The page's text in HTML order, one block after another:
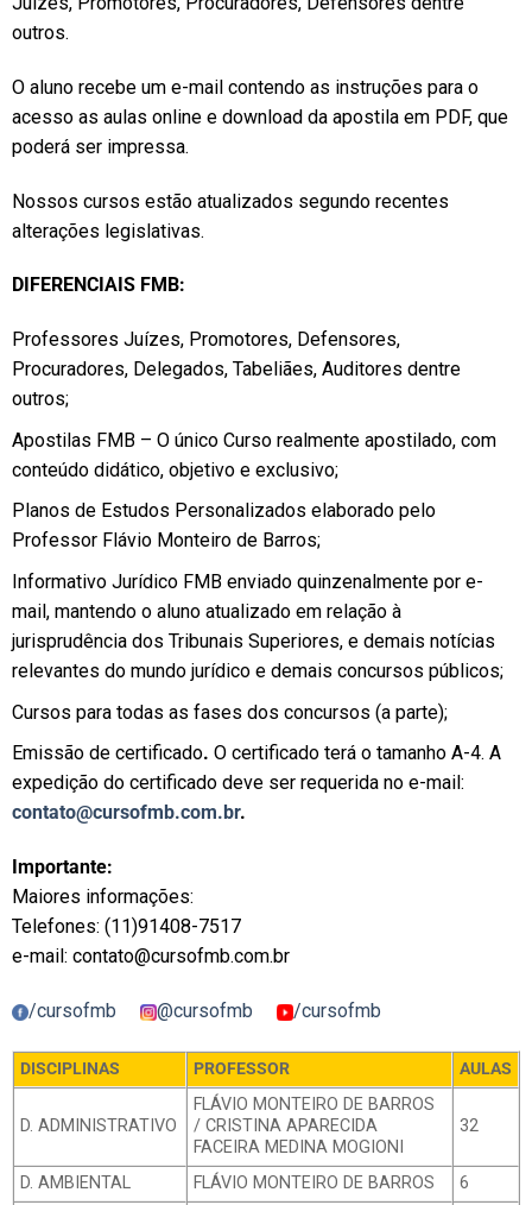
outros.
O aluno recebe um e-mail contendo as instruções para o
acesso as aulas online e download da apostila em PDF, que
poderá ser impressa.
Nossos cursos estão atualizados segundo recentes
alterações legislativas.
DIFERENCIAIS FMB:
Professores Juízes, Promotores, Defensores,
Procuradores, Delegados, Tabeliães, Auditores dentre
outros;
Apostilas FMB – O único Curso realmente apostilado, com
conteúdo didático, objetivo e exclusivo;
Planos de Estudos Personalizados elaborado pelo
Professor Flávio Monteiro de Barros;
Informativo Jurídico FMB enviado quinzenalmente por e-
mail, mantendo o aluno atualizado em relação à
jurisprudência dos Tribunais Superiores, e demais notícias
relevantes do mundo jurídico e demais concursos públicos;
Cursos para todas as fases dos concursos (a parte);
Emissão de certificado. O certificado terá o tamanho A-4. A
expedição do certificado deve ser requerida no e-mail:
contato@cursofmb.com.br.
Importante:
Maiores informações:
Telefones: (11)91408-7517
e-mail: contato@cursofmb.com.br
/cursofmb @cursofmb /cursofmb
DISCIPLINAS PROFESSOR AULAS
D. ADMINISTRATIVO
FLÁVIO MONTEIRO DE BARROS
/ CRISTINA APARECIDA
FACEIRA MEDINA MOGIONI
32
D. AMBIENTAL FLÁVIO MONTEIRO DE BARROS
6